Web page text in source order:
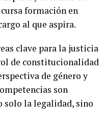
formación en
al que aspira.
clave para la justicia
de constitucionalidad
de género y
son
solo la legalidad, sino